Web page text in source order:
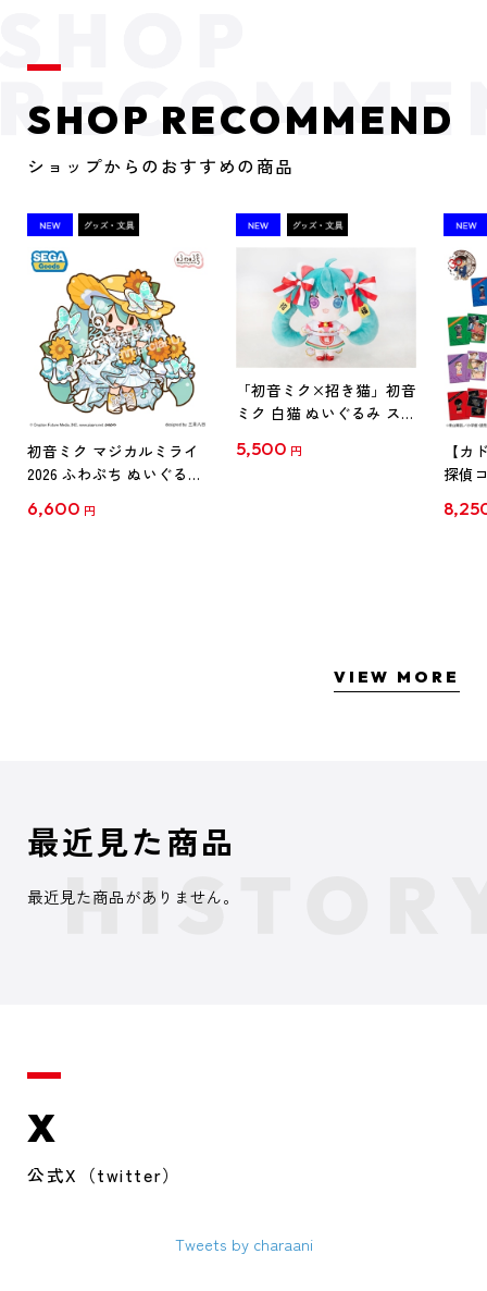
SHOP RECOMMEND
ショップからのおすすめの商品
初音ミク マジカルミライ
2026 ふわぷち ぬいぐるみ
6,600 円
「初音ミク×招き猫」初音
ミク 白猫 ぬいぐるみ スタ
5,500 円
【カ
探偵
クリ
VIEW MORE
最近見た商品
最近見た商品がありません。
X
公式X（twitter）
Tweets by charaani